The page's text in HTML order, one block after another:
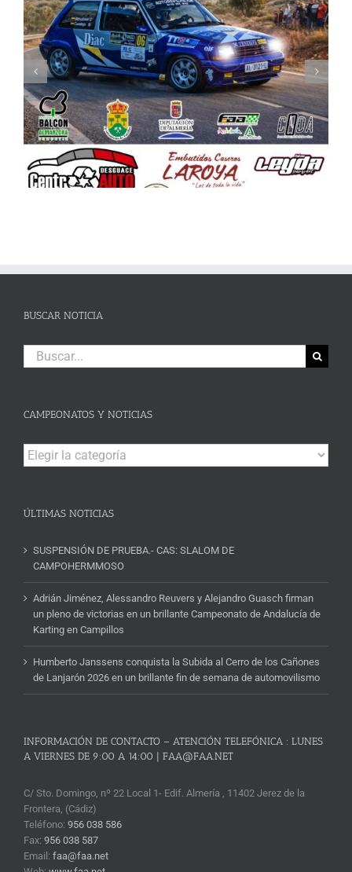
Celebrada la Asamblea General de la FAA
BUSCAR NOTICIA
Buscar:
CAMPEONATOS Y NOTICIAS
Campeonatos
y
ÚLTIMAS NOTICIAS
SUSPENSIÓN DE PRUEBA.- CAS: SLALOM DE
CAMPOHERMMOSO
Adrián Jiménez, Alessandro Reuvers y Alejandro Guasch firman
un pleno de victorias en un brillante Campeonato de Andalucía de
Karting en Campillos
Humberto Janssens conquista la Subida al Cerro de los Cañones
de Lanjarón 2026 en un brillante fin de semana de automovilismo
INFORMACIÓN DE CONTACTO – ATENCIÓN TELEFÓNICA : LUNES
A VIERNES DE 9:00 A 14:00 | FAA@FAA.NET
C/ Sto. Domingo, nº 22 Local 1- Edif. Almería , 11402 Jerez de la
Frontera, (Cádiz)
Teléfono: 956 038 586
Fax: 956 038 587
Email: faa@faa.net